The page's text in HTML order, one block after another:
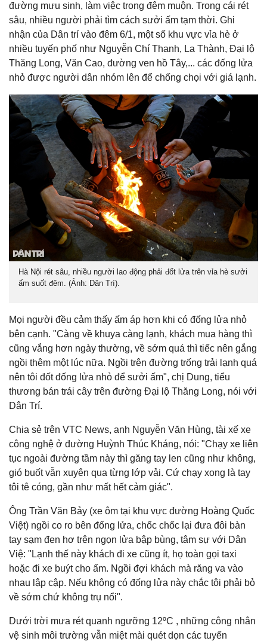
đường mưu sinh, làm việc trong đêm muộn. Trong cái rét
sâu, nhiều người phải tìm cách sưởi ấm tạm thời. Ghi
nhận của Dân trí vào đêm 6/1, một số khu vực vỉa hè ở
nhiều tuyến phố như Nguyễn Chí Thanh, La Thành, Đại lộ
Thăng Long, Văn Cao, đường ven hồ Tây,... các đống lửa
nhỏ được người dân nhóm lên để chống chọi với giá lạnh.
Hà Nội rét sâu, nhiều người lao động phải đốt lửa trên vỉa hè sưởi
ấm suốt đêm. (Ảnh: Dân Trí).
Mọi người đều cảm thấy ấm áp hơn khi có đống lửa nhỏ
bên cạnh. "Càng về khuya càng lạnh, khách mua hàng thì
cũng vắng hơn ngày thường, về sớm quá thì tiếc nên gắng
ngồi thêm một lúc nữa. Ngồi trên đường trống trải lạnh quá
nên tôi đốt đống lửa nhỏ để sưởi ấm", chị Dung, tiểu
thương bán trái cây trên đường Đại lộ Thăng Long, nói với
Dân Trí.
Chia sẻ trên VTC News, anh Nguyễn Văn Hùng, tài xế xe
công nghệ ở đường Huỳnh Thúc Kháng, nói: "Chạy xe liên
tục ngoài đường tầm này thì găng tay len cũng như không,
gió buốt vẫn xuyên qua từng lớp vải. Cứ chạy xong là tay
tôi tê cóng, gần như mất hết cảm giác".
Ông Trần Văn Bảy (xe ôm tại khu vực đường Hoàng Quốc
Việt) ngồi co ro bên đống lửa, chốc chốc lại đưa đôi bàn
tay sạm đen hơ trên ngọn lửa bập bùng, tâm sự với Dân
Việ: "Lạnh thế này khách đi xe cũng ít, họ toàn gọi taxi
hoặc đi xe buýt cho ấm. Ngồi đợi khách mà răng va vào
nhau lập cập. Nếu không có đống lửa này chắc tôi phải bỏ
về sớm chứ không trụ nổi".
Dưới trời mưa rét quanh ngưỡng 12ºC , những công nhân
vệ sinh môi trường vẫn miệt mài quét dọn các tuyến